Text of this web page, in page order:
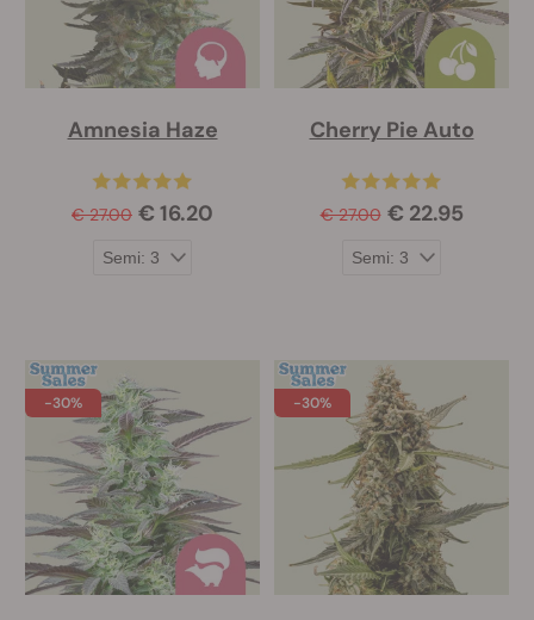
Amnesia Haze
€ 27.00 € 16.20
Cherry Pie Auto
€ 27.00 € 22.95
-30% -30%